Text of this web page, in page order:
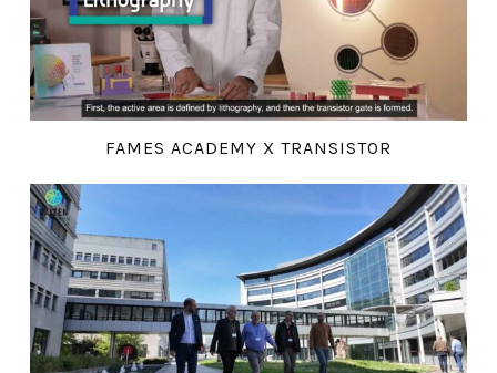
FAMES ACADEMY X TRANSISTOR